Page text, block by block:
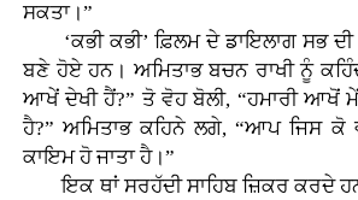
ਸਕਤਾ।”
‘ਕਭੀ ਕਭੀ’ ਫ਼ਿਲਮ ਦੇ ਡਾਇਲਾਗ ਸਭ ਦੀ
ਬਣੇ ਹੋਏ ਹਨ। ਅਮਿਤਾਭ ਬਚਨ ਰਾਖੀ ਨੂੰ
ਆਖੇਂ ਦੇਖੀ ਹੈਂ?” ਤੋ ਵੋਹ ਬੋਲੀ, “ਹਮਾਰੀ ਆਖੋਂ
ਹੈ?” ਅਮਿਤਾਭ ਕਹਿਨੇ ਲਗੇ, “ਆਪ ਜਿਸ ਕੋ
ਕਾਇਮ ਹੋ ਜਾਤਾ ਹੈ।”
ਇਕ ਥਾਂ ਸਰਹੱਦੀ ਸਾਹਿਬ ਜ਼ਿਕਰ ਕਰਦੇ ਹਨ